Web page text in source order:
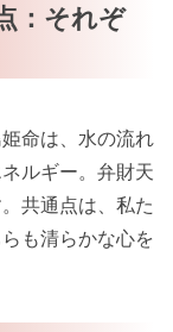
：それぞ
命は、水の流れ
ルギー。弁財天
共通点は、私た
も清らかな心を